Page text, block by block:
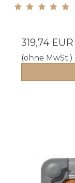
319,74 EUR
(ohne MwSt.)